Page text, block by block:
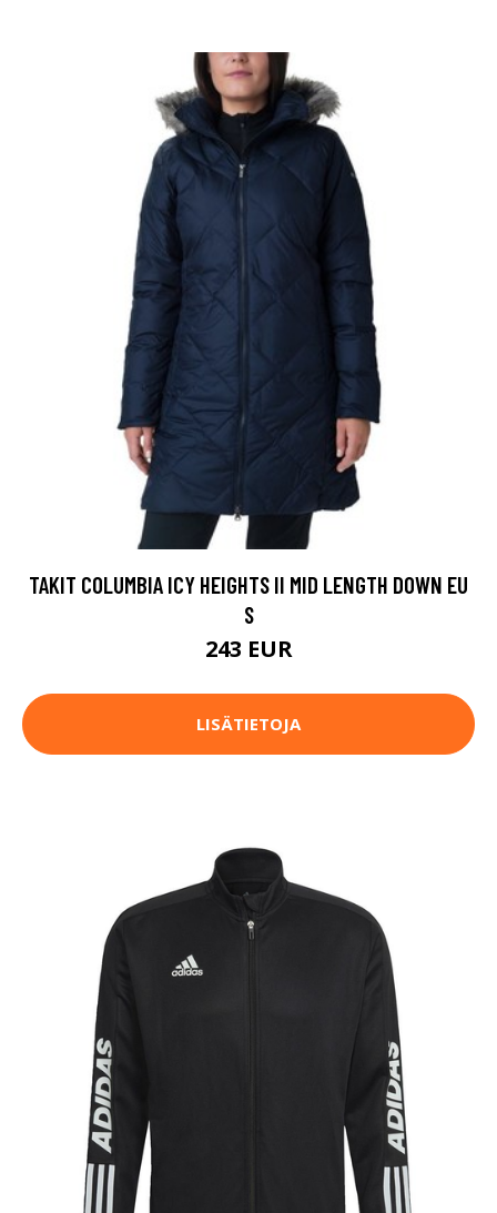
TAKIT COLUMBIA ICY HEIGHTS II MID LENGTH DOWN EU
S
243 EUR
LISÄTIETOJA